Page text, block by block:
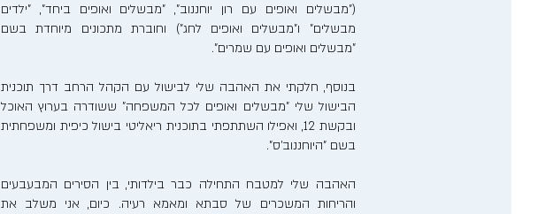
("מבשלים ואופים עם רון יוחננוב", "מבשלים ואופים ביחד", "ילדים
מבשלים" ו"מבשלים ואופים לחג") וחוברת מתכונים מיוחדת בשם
"מבשלים ואופים עם שמרים".
בנוסף, חלקתי את האהבה שלי לבישול עם הקהל הרחב דרך תוכנית
הבישול שלי "מבשלים ואופים לכל המשפחה" ששודרה בערוץ האוכל
ובקשת 12, ואפילו השתתפתי בתוכנית ריאליטי בישול כיפית ומשפחתית
בשם "היוחננוב'ס".
האהבה שלי למטבח התחילה כבר בילדותי, בין הסירים המבעבעים
והריחות המשכרים של סבתא ומאמא רעיה. כיום, אני משלב את